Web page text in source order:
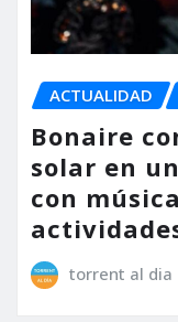
ACTUALIDAD
Bonaire
solar en
con
torrent al dia